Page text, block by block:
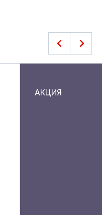
АКЦИЯ